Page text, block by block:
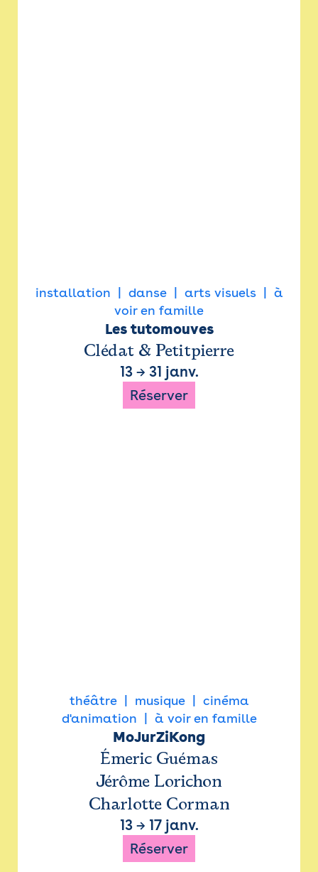
installation danse arts visuels
à
voir en famille
Les tutomouves
Clédat & Petitpierre
13→ 31 janv.
Réserver
théâtre musique
cinéma
d'animation
à voir en famille
MoJurZiKong
Émeric Guémas
Jérôme Lorichon
Charlotte Corman
13→ 17 janv.
Réserver